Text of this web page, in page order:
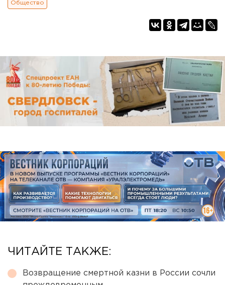
Общество
ЧИТАЙТЕ ТАКЖЕ:
Возвращение смертной казни в России сочли